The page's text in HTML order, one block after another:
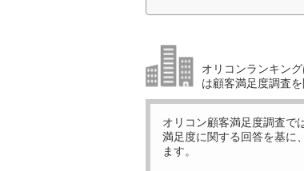
オリコンランキン
は顧客満足度調査
オリコン顧客満足度調査で
満足度に関する回答を基に
ます。